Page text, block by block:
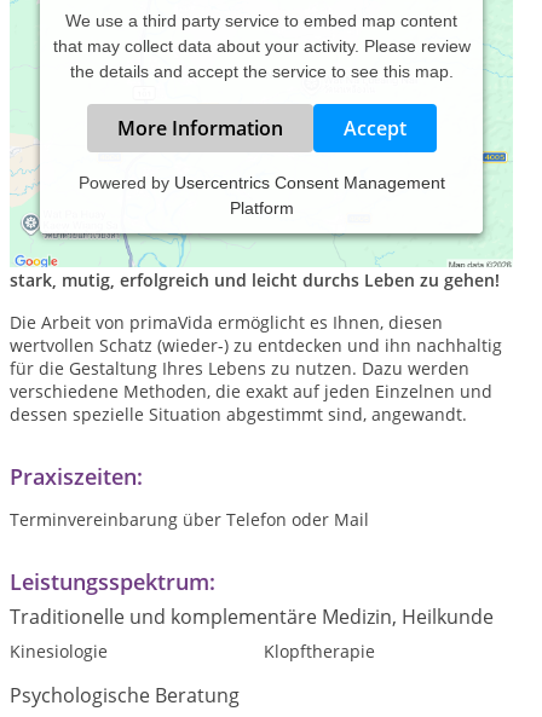
We use a third party service to embed map content
that may collect data about your activity. Please review
the details and accept the service to see this map.
More Information Accept
Powered by Usercentrics Consent Management
Platform
Kraft. Voll. Leben!
In jedem von uns sind sämtliche Ressourcen vorhanden, um
stark, mutig, erfolgreich und leicht durchs Leben zu gehen!
Die Arbeit von primaVida ermöglicht es Ihnen, diesen
wertvollen Schatz (wieder-) zu entdecken und ihn nachhaltig
für die Gestaltung Ihres Lebens zu nutzen. Dazu werden
verschiedene Methoden, die exakt auf jeden Einzelnen und
dessen spezielle Situation abgestimmt sind, angewandt.
Praxiszeiten:
Terminvereinbarung über Telefon oder Mail
Leistungsspektrum:
Traditionelle und komplementäre Medizin, Heilkunde
Kinesiologie Klopftherapie
Psychologische Beratung